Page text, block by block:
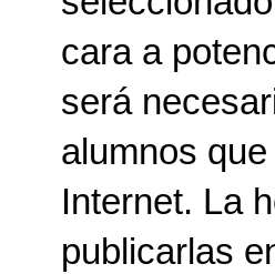
cara a
será
alumnos
Internet. La
publicarlas